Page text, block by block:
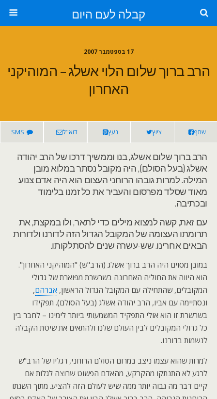
קבלה לעם היום
17 בספטמבר 2007
הרב ברוך שלום הלוי אשלג – המוהיקני
האחרון
שתף ציוץ נעץ דוא"ל SMS
הרב ברוך שלום אשלג, בנו וממשיך דרכו של הרב יהודה
אשלג (בעל הסולם), היה מקובל נסתר במלוא מובן
המילה. למרות גובהו הרוחני העצום הוא היה אדם צנוע
מאוד שסלד מפרסום והעביר את כל זמנו בלימוד
ובכתיבה.
עם זאת, קשה למצוא מילים כדי לתאר, ולו במקצת, את
תרומתו העצומה של המקובל הגדול הזה לדורנו ולדורות
הבאים אחרינו. שש-עשרה שנים להסתלקותו.
במובן מסוים היה הרב ברוך אשלג (הרב"ש) "המוהיקני האחרון".
הוא היווה את החוליה האחרונה בשרשרת מפוארת של גדולי
המקובלים, שהתחילה עם המקובל הגדול הראשון, אברהם,
ונסתיימה עם אביו, הרב יהודה אשלג (בעל הסולם). תפקידו
בשרשרת זו הוא אולי התפקיד המשמעותי ביותר לימינו – לחבר בין
כל גדולי המקובלים לבין העולם שלנו ולהתאים את שיטת הקבלה
לנשמות בדורנו.
למרות שהוא עצמו ניצב במרום הסולם הרוחני, רגליו של הרב"ש
לרגע לא התנתקו מהקרקע, מהאדם הפשוט שרוצה לגלות אם
קיים דבר מה גבוה יותר ממה שיש לעולם הזה להציע. מתוך השגתו